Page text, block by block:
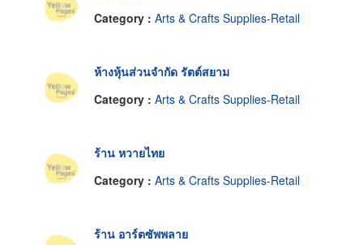
Category : Arts & Crafts Supplies-Retail
ห้างหุ้นส่วนจำกัด รัตต์สยาม
Category : Arts & Crafts Supplies-Retail
ร้าน หวายไทย
Category : Arts & Crafts Supplies-Retail
ร้าน อาร์ตซัพพลาย